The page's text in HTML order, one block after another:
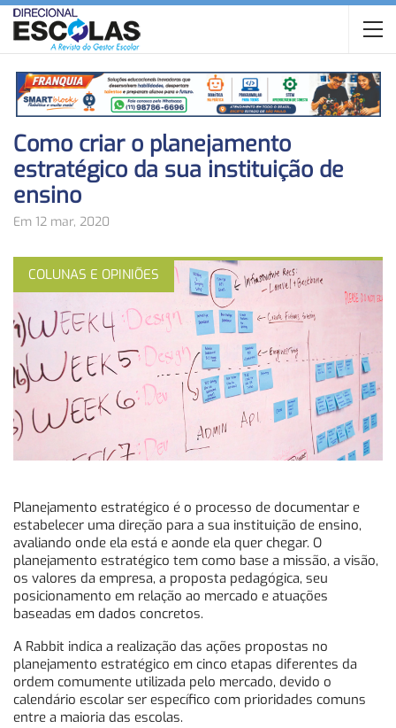
Como criar o planejamento
estratégico da sua instituição de
ensino
Em 12 mar, 2020
COLUNAS E OPINIÕES
Planejamento estratégico é o processo de documentar e
estabelecer uma direção para a sua instituição de ensino,
avaliando onde ela está e aonde ela quer chegar. O
planejamento estratégico tem como base a missão, a visão,
os valores da empresa, a proposta pedagógica, seu
posicionamento em relação ao mercado e atuações
baseadas em dados concretos.
A Rabbit indica a realização das ações propostas no
planejamento estratégico em cinco etapas diferentes da
ordem comumente utilizada pelo mercado, devido o
calendário escolar ser específico com prioridades comuns
entre a maioria das escolas.